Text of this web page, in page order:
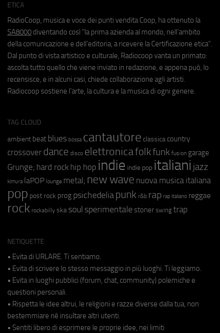
ETICA
RadioCoop, musica e voce dei punti vendita Coop, ha ottenuto la
SA8000 diventando così "la prima azienda al mondo, nell'ambito
della comunicazione e dell'editoria, a ricevere la Certificazione etica".
Dal punto di vista artistico e culturale, Radiocoop vanta un primato:
ascolta tutto quello che viene inviato in redazione, e appena può, lo
recensisce, e in alcuni casi, chiede collaborazione agli artisti.
Radiocoop sostiene l'arte, la cultura e la musica di ogni genere.
TAG CLOUD
ambient beat blues bossa cantautore classica country
crossover dance disco elettronicafolkfunk fusion garage
Grunge; hard rock hip hop indie indie pop italiani jazz
kimura laPOP lounge metal; new wave nuova musica italiana
pop post rock prog psichedeliapunk r&b rap rap italiano reggae
rock rockabilly ska soul sperimentale stoner swing trap
NETIQUETTE
• Evita di URLARE. Ti sentiamo.
• Evita di scrivere lo stesso messaggio in più luoghi. Ti leggiamo.
• Evita in luoghi pubblici (forum, chat, community) polemiche e
questioni personali.
• Rispetta le idee altrui, le religioni e razze diverse dalla tua, non
bestemmiare né insultare altri utenti.
• Sentiti libero di esprimere le proprie idee, nei limiti